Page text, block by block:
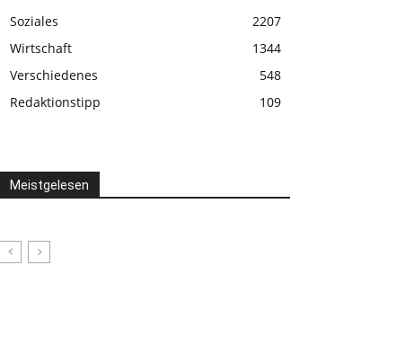
Soziales
2207
Wirtschaft
1344
Verschiedenes
548
Redaktionstipp
109
Meistgelesen